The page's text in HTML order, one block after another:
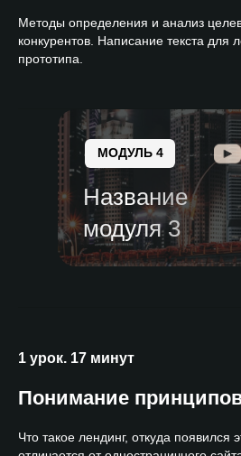
Методы определения и анализ
конкурентов. Написание текста для
прототипа.
Название
модуля 3
МОДУЛЬ 4
1 урок. 17 минут
Понимание
Что такое лендинг, откуда появился